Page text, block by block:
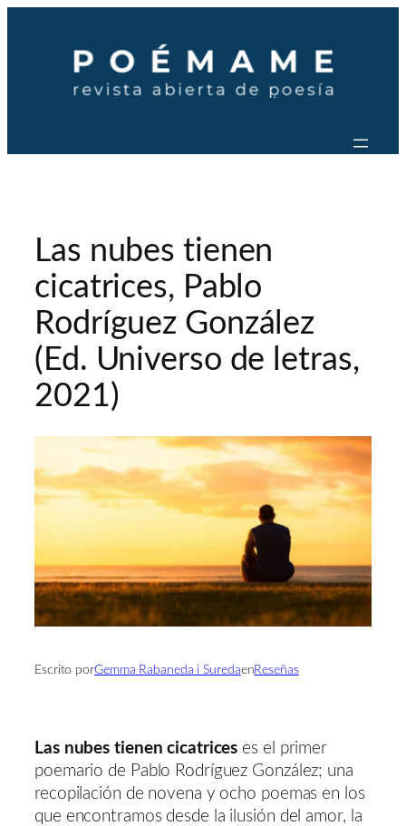
contenido
Las nubes tienen
cicatrices, Pablo
Rodríguez González
(Ed. Universo de letras,
2021)
Escrito porGemma Rabaneda i SuredaenReseñas
Las nubes tienen cicatrices es el primer
poemario de Pablo Rodríguez González; una
recopilación de novena y ocho poemas en los
que encontramos desde la ilusión del amor, la